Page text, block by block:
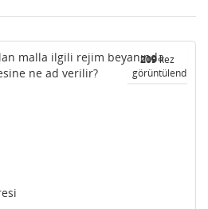
209kez
görüntülendi
malla ilgili rejim beyanında
ne ad verilir?